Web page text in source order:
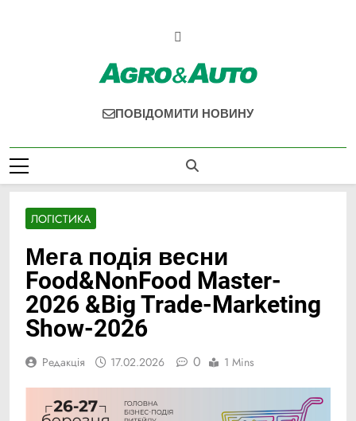
Agro & Auto
ПОВІДОМИТИ НОВИНУ
ЛОГІСТИКА
Мега подія весни
Food&NonFood Master-
2026 &Big Trade-Marketing
Show-2026
Редакція 17.02.2026 0 1 Mins